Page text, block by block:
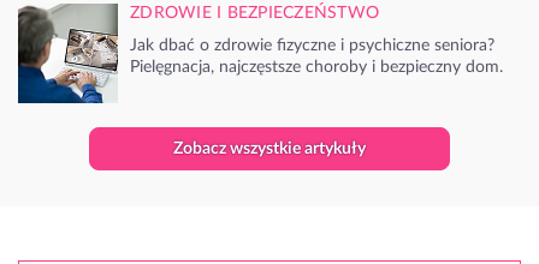
ZDROWIE I BEZPIECZEŃSTWO
Jak dbać o zdrowie fizyczne i psychiczne seniora?
Pielęgnacja, najczęstsze choroby i bezpieczny dom.
Zobacz wszystkie artykuły